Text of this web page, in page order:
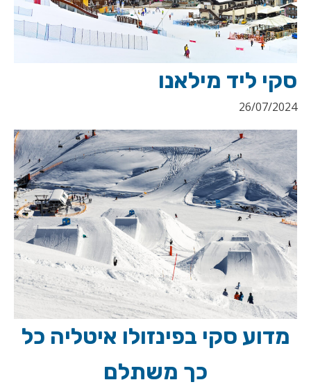
סקי ליד מילאנו
26/07/2024
מדוע סקי בפינזולו איטליה כל
כך משתלם